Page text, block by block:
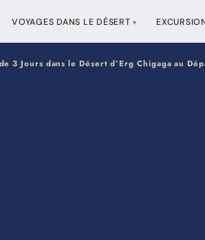
VOYAGES DANS LE DÉSERT
3 Jours dans le Désert d’Erg Chigaga au